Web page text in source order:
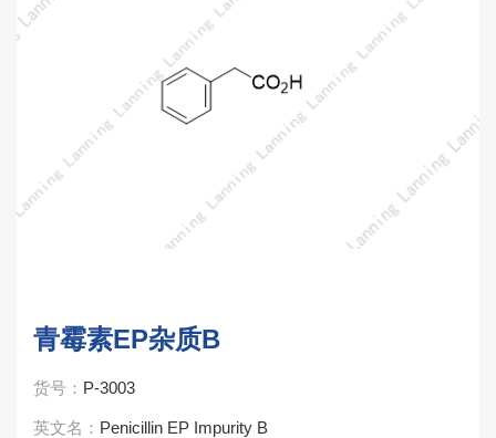
青霉素EP杂质B
货号： P-3003
英文名： Penicillin EP Impurity B